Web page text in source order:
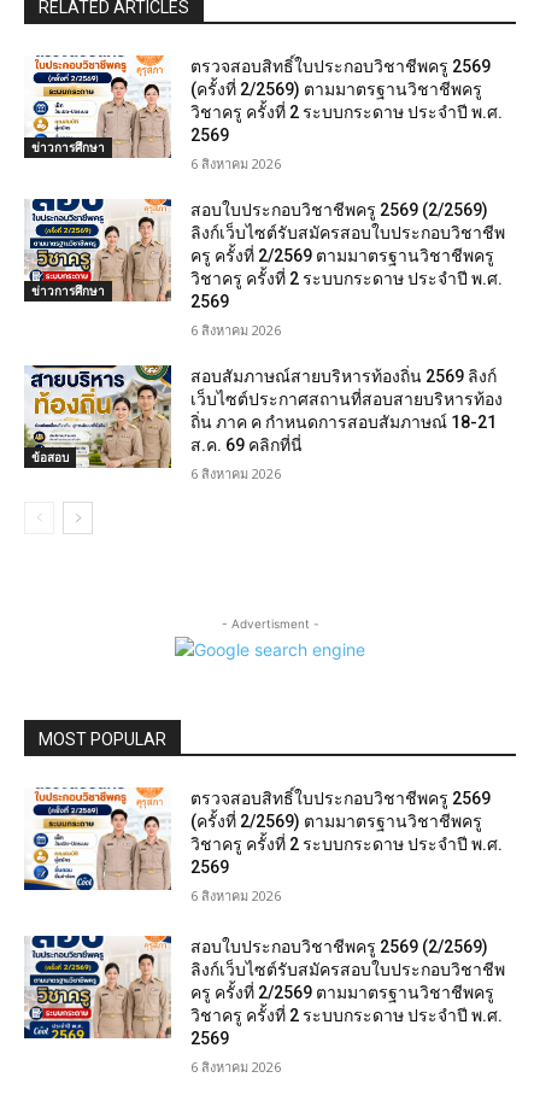
RELATED ARTICLES
ข่าวการศึกษา
ตรวจสอบสิทธิ์ใบประกอบวิชาชีพครู 2569
(ครั้งที่ 2/2569) ตามมาตรฐานวิชาชีพครู
วิชาครู ครั้งที่ 2 ระบบกระดาษ ประจำปี พ.ศ.
2569
6 สิงหาคม 2026
ข่าวการศึกษา
สอบใบประกอบวิชาชีพครู 2569 (2/2569)
ลิงก์เว็บไซต์รับสมัครสอบใบประกอบวิชาชีพ
ครู ครั้งที่ 2/2569 ตามมาตรฐานวิชาชีพครู
วิชาครู ครั้งที่ 2 ระบบกระดาษ ประจำปี พ.ศ.
2569
6 สิงหาคม 2026
ข้อสอบ
สอบสัมภาษณ์สายบริหารท้องถิ่น 2569 ลิงก์
เว็บไซต์ประกาศสถานที่สอบสายบริหารท้อง
ถิ่น ภาค ค กำหนดการสอบสัมภาษณ์ 18-21
ส.ค. 69 คลิกที่นี่
6 สิงหาคม 2026
- Advertisment -
MOST POPULAR
ตรวจสอบสิทธิ์ใบประกอบวิชาชีพครู 2569
(ครั้งที่ 2/2569) ตามมาตรฐานวิชาชีพครู
วิชาครู ครั้งที่ 2 ระบบกระดาษ ประจำปี พ.ศ.
2569
6 สิงหาคม 2026
สอบใบประกอบวิชาชีพครู 2569 (2/2569)
ลิงก์เว็บไซต์รับสมัครสอบใบประกอบวิชาชีพ
ครู ครั้งที่ 2/2569 ตามมาตรฐานวิชาชีพครู
วิชาครู ครั้งที่ 2 ระบบกระดาษ ประจำปี พ.ศ.
2569
6 สิงหาคม 2026